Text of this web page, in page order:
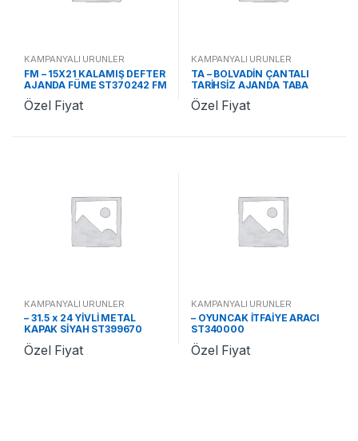
KAMPANYALI ÜRÜNLER
FM – 15X21 KALAMIŞ DEFTER
AJANDA FÜME ST370242 FM
Özel Fiyat
KAMPANYALI ÜRÜNLER
TA – BOLVADİN ÇANTALI
TARİHSİZ AJANDA TABA
ST370478 TA
Özel Fiyat
KAMPANYALI ÜRÜNLER
– 31.5 x 24 YİVLİ METAL
KAPAK SİYAH ST399670
Özel Fiyat
KAMPANYALI ÜRÜNLER
– OYUNCAK İTFAİYE ARACI
ST340000
Özel Fiyat